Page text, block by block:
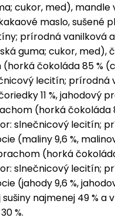
cukor, med),
maslo, sušené
prírodná vanilková
guma; cukor, med),
čokoláda 85 %
lecitín; prírodná
11 %, jahodový
(horká čokoláda
slnečnicový lecitín;
(maliny 9,6 %,
(horká
slnečnicový lecitín;
(jahody 9,6 %,
najmenej 49 % a
%.